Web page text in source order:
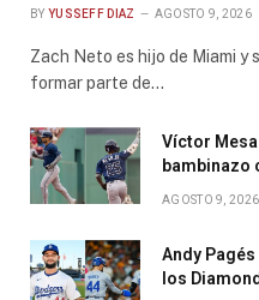
BY YUSSEFF DIAZ AGOSTO 9, 2026
Zach Neto es hijo de Miami y
formar parte de…
Víctor
bambinazo
AGOSTO 9, 2026
Andy
los